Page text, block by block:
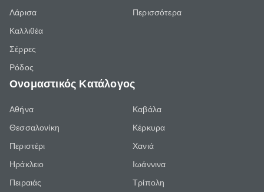
Λάρισα
Καλλιθέα
Σέρρες
Ρόδος
Περισσότερα
Ονομαστικός Κατάλογος
Αθήνα
Θεσσαλονίκη
Περιστέρι
Ηράκλειο
Πειραιάς
Καβάλα
Κέρκυρα
Χανιά
Ιωάννινα
Τρίπολη